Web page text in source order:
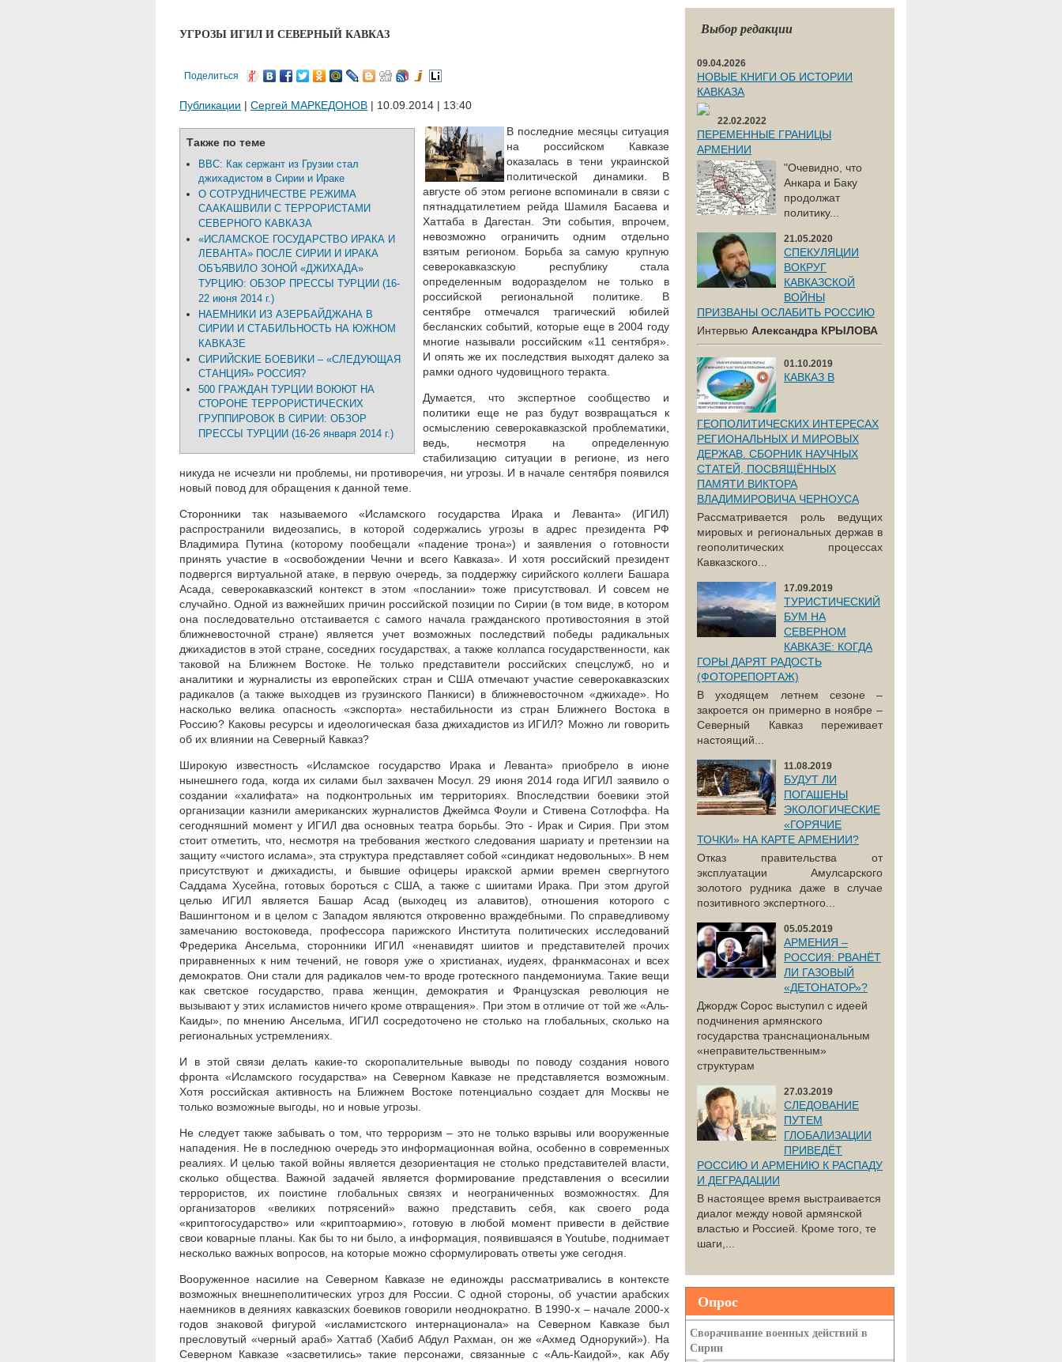
УГРОЗЫ ИГИЛ И СЕВЕРНЫЙ КАВКАЗ
Поделиться
Публикации | Сергей МАРКЕДОНОВ | 10.09.2014 | 13:40
Также по теме
ВВС: Как сержант из Грузии стал
джихадистом в Сирии и Ираке
О СОТРУДНИЧЕСТВЕ РЕЖИМА
СААКАШВИЛИ С ТЕРРОРИСТАМИ
СЕВЕРНОГО КАВКАЗА
«ИСЛАМСКОЕ ГОСУДАРСТВО ИРАКА И
ЛЕВАНТА» ПОСЛЕ СИРИИ И ИРАКА
ОБЪЯВИЛО ЗОНОЙ «ДЖИХАДА»
ТУРЦИЮ: ОБЗОР ПРЕССЫ ТУРЦИИ (16-
22 июня 2014 г.)
НАЕМНИКИ ИЗ АЗЕРБАЙДЖАНА В
СИРИИ И СТАБИЛЬНОСТЬ НА ЮЖНОМ
КАВКАЗЕ
СИРИЙСКИЕ БОЕВИКИ – «СЛЕДУЮЩАЯ
СТАНЦИЯ» РОССИЯ?
500 ГРАЖДАН ТУРЦИИ ВОЮЮТ НА
СТОРОНЕ ТЕРРОРИСТИЧЕСКИХ
ГРУППИРОВОК В СИРИИ: ОБЗОР
ПРЕССЫ ТУРЦИИ (16-26 января 2014 г.)
В последние месяцы ситуация
на российском Кавказе
оказалась в тени украинской
политической динамики. В
августе об этом регионе вспоминали в связи с
пятнадцатилетием рейда Шамиля Басаева и
Хаттаба в Дагестан. Эти события, впрочем,
невозможно ограничить одним отдельно
взятым регионом. Борьба за самую крупную
северокавказскую республику стала
определенным водоразделом не только в
российской региональной политике. В
сентябре отмечался трагический юбилей
бесланских событий, которые еще в 2004 году
многие называли российским «11 сентября».
И опять же их последствия выходят далеко за
рамки одного чудовищного теракта.
Думается, что экспертное сообщество и
политики еще не раз будут возвращаться к
осмыслению северокавказской проблематики,
ведь, несмотря на определенную
стабилизацию ситуации в регионе, из него
никуда не исчезли ни проблемы, ни противоречия, ни угрозы. И в начале сентября появился
новый повод для обращения к данной теме.
Сторонники так называемого «Исламского государства Ирака и Леванта» (ИГИЛ)
распространили видеозапись, в которой содержались угрозы в адрес президента РФ
Владимира Путина (которому пообещали «падение трона») и заявления о готовности
принять участие в «освобождении Чечни и всего Кавказа». И хотя российский президент
подвергся виртуальной атаке, в первую очередь, за поддержку сирийского коллеги Башара
Асада, северокавказский контекст в этом «послании» тоже присутствовал. И совсем не
случайно. Одной из важнейших причин российской позиции по Сирии (в том виде, в котором
она последовательно отстаивается с самого начала гражданского противостояния в этой
ближневосточной стране) является учет возможных последствий победы радикальных
джихадистов в этой стране, соседних государствах, а также коллапса государственности, как
таковой на Ближнем Востоке. Не только представители российских спецслужб, но и
аналитики и журналисты из европейских стран и США отмечают участие северокавказских
радикалов (а также выходцев из грузинского Панкиси) в ближневосточном «джихаде». Но
насколько велика опасность «экспорта» нестабильности из стран Ближнего Востока в
Россию? Каковы ресурсы и идеологическая база джихадистов из ИГИЛ? Можно ли говорить
об их влиянии на Северный Кавказ?
Широкую известность «Исламское государство Ирака и Леванта» приобрело в июне
нынешнего года, когда их силами был захвачен Мосул. 29 июня 2014 года ИГИЛ заявило о
создании «халифата» на подконтрольных им территориях. Впоследствии боевики этой
организации казнили американских журналистов Джеймса Фоули и Стивена Сотлоффа. На
сегодняшний момент у ИГИЛ два основных театра борьбы. Это - Ирак и Сирия. При этом
стоит отметить, что, несмотря на требования жесткого следования шариату и претензии на
защиту «чистого ислама», эта структура представляет собой «синдикат недовольных». В нем
присутствуют и джихадисты, и бывшие офицеры иракской армии времен свергнутого
Саддама Хусейна, готовых бороться с США, а также с шиитами Ирака. При этом другой
целью ИГИЛ является Башар Асад (выходец из алавитов), отношения которого с
Вашингтоном и в целом с Западом являются откровенно враждебными. По справедливому
замечанию востоковеда, профессора парижского Института политических исследований
Фредерика Ансельма, сторонники ИГИЛ «ненавидят шиитов и представителей прочих
приравненных к ним течений, не говоря уже о христианах, иудеях, франкмасонах и всех
демократов. Они стали для радикалов чем-то вроде гротескного пандемониума. Такие вещи
как светское государство, права женщин, демократия и Французская революция не
вызывают у этих исламистов ничего кроме отвращения». При этом в отличие от той же «Аль-
Каиды», по мнению Ансельма, ИГИЛ сосредоточено не столько на глобальных, сколько на
региональных устремлениях.
И в этой связи делать какие-то скоропалительные выводы по поводу создания нового
фронта «Исламского государства» на Северном Кавказе не представляется возможным.
Хотя российская активность на Ближнем Востоке потенциально создает для Москвы не
только возможные выгоды, но и новые угрозы.
Не следует также забывать о том, что терроризм – это не только взрывы или вооруженные
нападения. Не в последнюю очередь это информационная война, особенно в современных
реалиях. И целью такой войны является дезориентация не столько представителей власти,
сколько общества. Важной задачей является формирование представления о всесилии
террористов, их поистине глобальных связях и неограниченных возможностях. Для
организаторов «великих потрясений» важно представить себя, как своего рода
«криптогосударство» или «криптоармию», готовую в любой момент привести в действие
свои коварные планы. Как бы то ни было, а информация, появившаяся в Youtube, поднимает
несколько важных вопросов, на которые можно сформулировать ответы уже сегодня.
Вооруженное насилие на Северном Кавказе не единожды рассматривались в контексте
возможных внешнеполитических угроз для России. С одной стороны, об участии арабских
наемников в деяниях кавказских боевиков говорили неоднократно. В 1990-х – начале 2000-х
годов знаковой фигурой «исламистского интернационала» на Северном Кавказе был
пресловутый «черный араб» Хаттаб (Хабиб Абдул Рахман, он же «Ахмед Однорукий»). На
Северном Кавказе «засветились» такие персонажи, связанные с «Аль-Каидой», как Абу
Выбор редакции
09.04.2026
НОВЫЕ КНИГИ ОБ ИСТОРИИ
КАВКАЗА
22.02.2022
ПЕРЕМЕННЫЕ ГРАНИЦЫ
АРМЕНИИ
"Очевидно, что
Анкара и Баку
продолжат
политику...
21.05.2020
СПЕКУЛЯЦИИ
ВОКРУГ
КАВКАЗСКОЙ
ВОЙНЫ
ПРИЗВАНЫ ОСЛАБИТЬ РОССИЮ
Интервью Александра КРЫЛОВА
01.10.2019
КАВКАЗ В
ГЕОПОЛИТИЧЕСКИХ ИНТЕРЕСАХ
РЕГИОНАЛЬНЫХ И МИРОВЫХ
ДЕРЖАВ. СБОРНИК НАУЧНЫХ
СТАТЕЙ, ПОСВЯЩЁННЫХ
ПАМЯТИ ВИКТОРА
ВЛАДИМИРОВИЧА ЧЕРНОУСА
Рассматривается роль ведущих
мировых и региональных держав в
геополитических процессах
Кавказского...
17.09.2019
ТУРИСТИЧЕСКИЙ
БУМ НА
СЕВЕРНОМ
КАВКАЗЕ: КОГДА
ГОРЫ ДАРЯТ РАДОСТЬ
(ФОТОРЕПОРТАЖ)
В уходящем летнем сезоне –
закроется он примерно в ноябре –
Северный Кавказ переживает
настоящий...
11.08.2019
БУДУТ ЛИ
ПОГАШЕНЫ
ЭКОЛОГИЧЕСКИЕ
«ГОРЯЧИЕ
ТОЧКИ» НА КАРТЕ АРМЕНИИ?
Отказ правительства от
эксплуатации Амулсарского
золотого рудника даже в случае
позитивного экспертного...
05.05.2019
АРМЕНИЯ –
РОССИЯ: РВАНЁТ
ЛИ ГАЗОВЫЙ
«ДЕТОНАТОР»?
Джордж Сорос выступил с идеей
подчинения армянского
государства транснациональным
«неправительственным»
структурам
27.03.2019
СЛЕДОВАНИЕ
ПУТЕМ
ГЛОБАЛИЗАЦИИ
ПРИВЕДЁТ
РОССИЮ И АРМЕНИЮ К РАСПАДУ
И ДЕГРАДАЦИИ
В настоящее время выстраивается
диалог между новой армянской
властью и Россией. Кроме того, те
шаги,...
Опрос
Сворачивание военных действий в
Сирии